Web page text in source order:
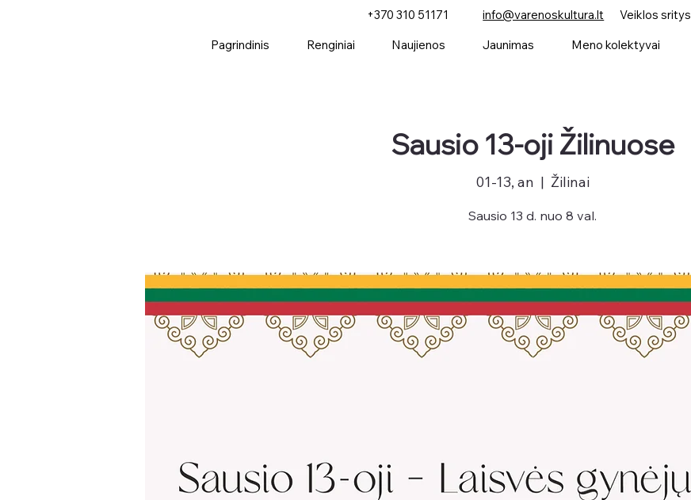
+370 310 51171 info@varenoskultura.lt Veiklos sritys
Pagrindinis Renginiai Naujienos Jaunimas Meno kolektyvai
Sausio 13-oji Žilinuose
01-13, an
  |
Žilinai
Sausio 13 d. nuo 8 val.